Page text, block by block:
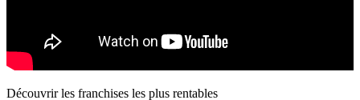
Découvrir les franchises les plus rentables